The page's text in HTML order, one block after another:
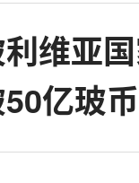
维亚
亿玻币